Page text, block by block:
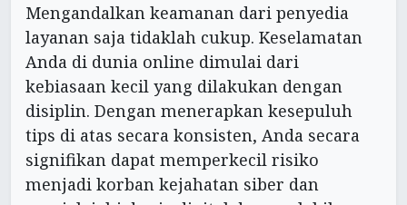
Mengandalkan keamanan dari penyedia
layanan saja tidaklah cukup. Keselamatan
Anda di dunia online dimulai dari
kebiasaan kecil yang dilakukan dengan
disiplin. Dengan menerapkan kesepuluh
tips di atas secara konsisten, Anda secara
signifikan dapat memperkecil risiko
menjadi korban kejahatan siber dan